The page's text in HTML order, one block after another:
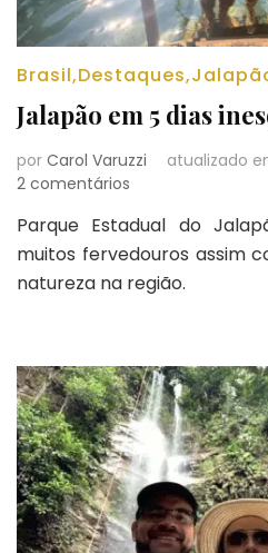
Brasil,Destaques,
Jalapão em 5 dias
por Carol Varuzzi atualizado
2 comentários
em
5
dias
inesquecíveis
Parque Estadual do
muitos fervedouros assim
natureza na região.